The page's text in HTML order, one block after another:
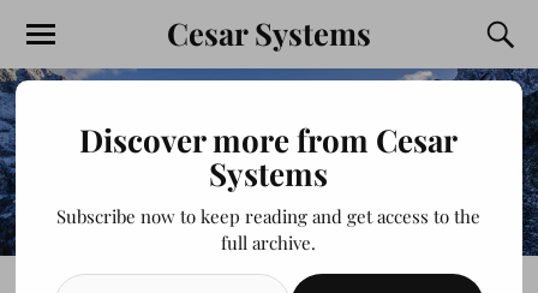
Cesar Systems
Discover more from Cesar
Systems
Subscribe now to keep reading and get access to the
full archive.